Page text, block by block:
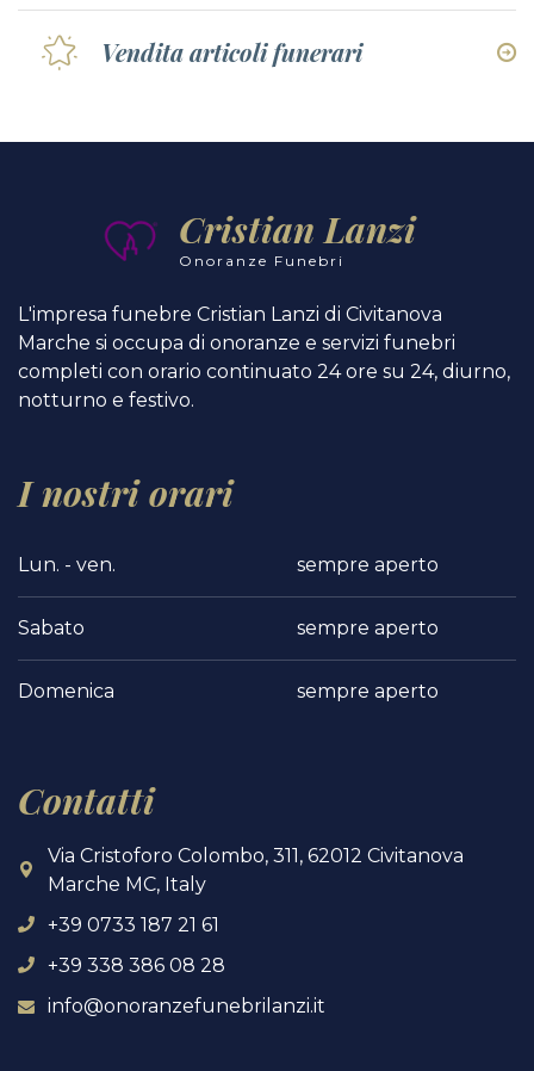
Vendita articoli funerari
Cristian Lanzi
Onoranze Funebri
L'impresa funebre Cristian Lanzi di Civitanova
Marche si occupa di onoranze e servizi funebri
completi con orario continuato 24 ore su 24, diurno,
notturno e festivo.
I nostri orari
Lun. - ven. sempre aperto
Sabato sempre aperto
Domenica sempre aperto
Contatti
Via Cristoforo Colombo, 311, 62012 Civitanova
Marche MC, Italy
+39 0733 187 21 61
+39 338 386 08 28
info@onoranzefunebrilanzi.it